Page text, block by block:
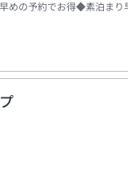
めの予約でお得◆素泊ま